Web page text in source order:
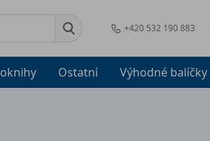
+420 532 190 883
Ostatní Výhodné balíčky